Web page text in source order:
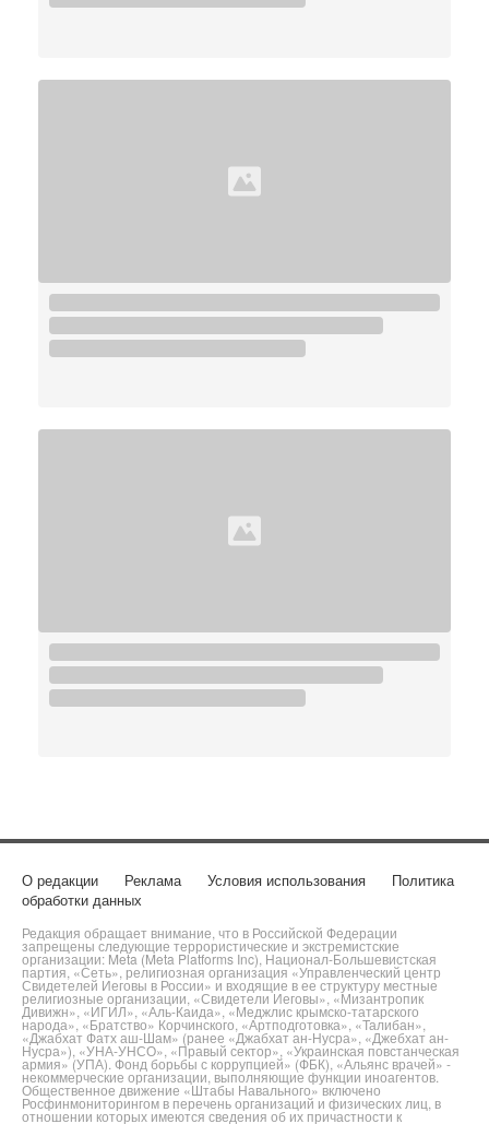
О редакции Реклама Условия использования
Политика
обработки данных
Редакция обращает внимание, что в Российской Федерации
запрещены следующие террористические и экстремистские
организации: Meta (Meta Platforms Inc), Национал-Большевистская
партия, «Сеть», религиозная организация «Управленческий центр
Свидетелей Иеговы в России» и входящие в ее структуру местные
религиозные организации, «Свидетели Иеговы», «Мизантропик
Дивижн», «ИГИЛ», «Аль-Каида», «Меджлис крымско-татарского
народа», «Братство» Корчинского, «Артподготовка», «Талибан»,
«Джабхат Фатх аш-Шам» (ранее «Джабхат ан-Нусра», «Джебхат ан-
Нусра»), «УНА-УНСО», «Правый сектор», «Украинская повстанческая
армия» (УПА). Фонд борьбы с коррупцией» (ФБК), «Альянс врачей» -
некоммерческие организации, выполняющие функции иноагентов.
Общественное движение «Штабы Навального» включено
Росфинмониторингом в перечень организаций и физических лиц, в
отношении которых имеются сведения об их причастности к